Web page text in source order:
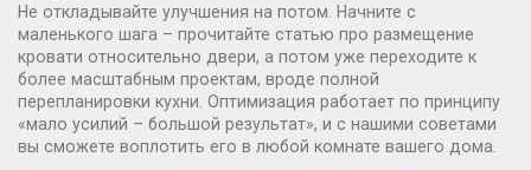
Не откладывайте улучшения на потом. Начните с
маленького шага – прочитайте статью про размещение
кровати относительно двери, а потом уже переходите к
более масштабным проектам, вроде полной
перепланировки кухни. Оптимизация работает по принципу
«мало усилий – большой результат», и с нашими советами
вы сможете воплотить его в любой комнате вашего дома.